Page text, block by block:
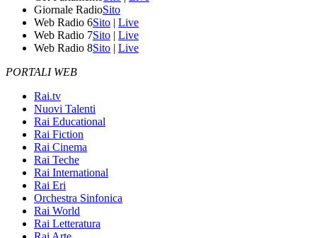
Giornale RadioSito
Web Radio 6Sito | Live
Web Radio 7Sito | Live
Web Radio 8Sito | Live
PORTALI WEB
Rai.tv
Nuovi Talenti
Rai Educational
Rai Fiction
Rai Cinema
Rai Teche
Rai International
Rai Eri
Orchestra Sinfonica
Rai World
Rai Letteratura